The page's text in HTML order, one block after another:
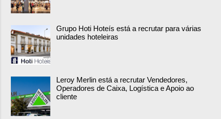
Grupo Hoti Hoteís está a recrutar para várias
unidades hoteleiras
Leroy Merlin está a recrutar Vendedores,
Operadores de Caixa, Logística e Apoio ao
cliente